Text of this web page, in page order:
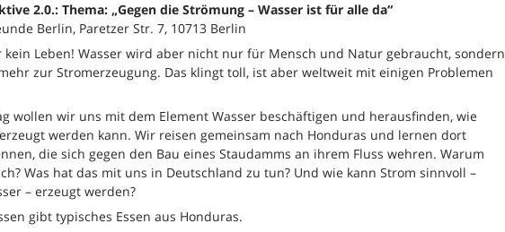
2.0.: Thema: „Gegen die Strömung – Wasser ist für alle da“
Berlin, Paretzer Str. 7, 10713 Berlin
kein Leben! Wasser wird aber nicht nur für Mensch und Natur gebraucht, sondern
zur Stromerzeugung. Das klingt toll, ist aber weltweit mit einigen Problemen
wollen wir uns mit dem Element Wasser beschäftigen und herausfinden, wie
werden kann. Wir reisen gemeinsam nach Honduras und lernen dort
die sich gegen den Bau eines Staudamms an ihrem Fluss wehren. Warum
Was hat das mit uns in Deutschland zu tun? Und wie kann Strom sinnvoll –
– erzeugt werden?
gibt typisches Essen aus Honduras.